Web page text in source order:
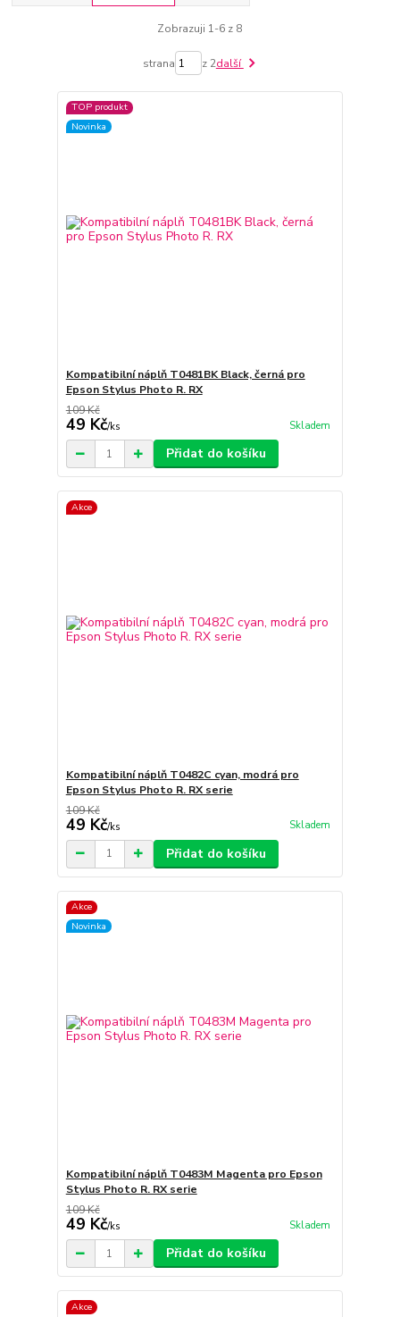
Zobrazuji 1-6 z 8
strana z 2další
TOP produkt
Novinka
Kompatibilní náplň T0481BK Black, černá pro
Epson Stylus Photo R. RX
109 Kč
49 Kč/ks Skladem
Přidat do košíku
Akce
Kompatibilní náplň T0482C cyan, modrá pro
Epson Stylus Photo R. RX serie
109 Kč
49 Kč/ks Skladem
Přidat do košíku
Akce
Novinka
Kompatibilní náplň T0483M Magenta pro Epson
Stylus Photo R. RX serie
109 Kč
49 Kč/ks Skladem
Přidat do košíku
Akce